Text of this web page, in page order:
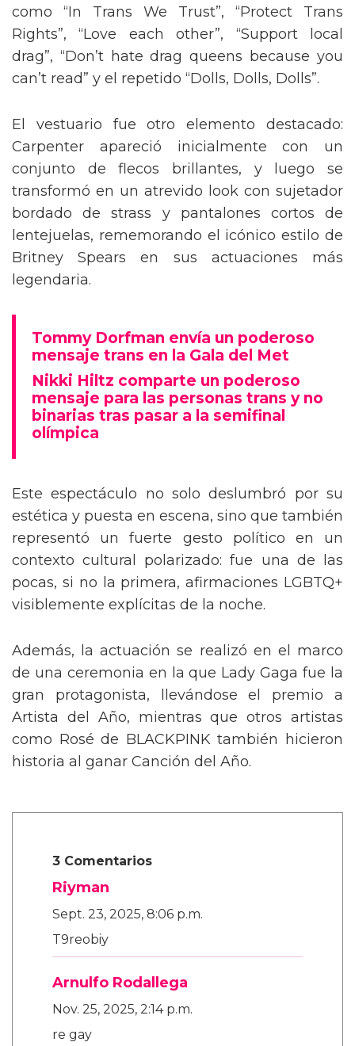
como “In Trans We Trust”, “Protect Trans
Rights”, “Love each other”, “Support local
drag”, “Don’t hate drag queens because you
can’t read” y el repetido “Dolls, Dolls, Dolls”.
El vestuario fue otro elemento destacado:
Carpenter apareció inicialmente con un
conjunto de flecos brillantes, y luego se
transformó en un atrevido look con sujetador
bordado de strass y pantalones cortos de
lentejuelas, rememorando el icónico estilo de
Britney Spears en sus actuaciones más
legendaria.
Tommy Dorfman envía un poderoso
mensaje trans en la Gala del Met
Nikki Hiltz comparte un poderoso
mensaje para las personas trans y no
binarias tras pasar a la semifinal
olímpica
Este espectáculo no solo deslumbró por su
estética y puesta en escena, sino que también
representó un fuerte gesto político en un
contexto cultural polarizado: fue una de las
pocas, si no la primera, afirmaciones LGBTQ+
visiblemente explícitas de la noche.
Además, la actuación se realizó en el marco
de una ceremonia en la que Lady Gaga fue la
gran protagonista, llevándose el premio a
Artista del Año, mientras que otros artistas
como Rosé de BLACKPINK también hicieron
historia al ganar Canción del Año.
3 Comentarios
Riyman
Sept. 23, 2025, 8:06 p.m.
T9reobiy
Arnulfo Rodallega
Nov. 25, 2025, 2:14 p.m.
re gay